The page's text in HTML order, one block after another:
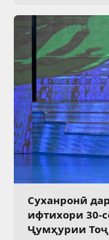
Суханронӣ
ифтихори 30-
Ҷумҳурии